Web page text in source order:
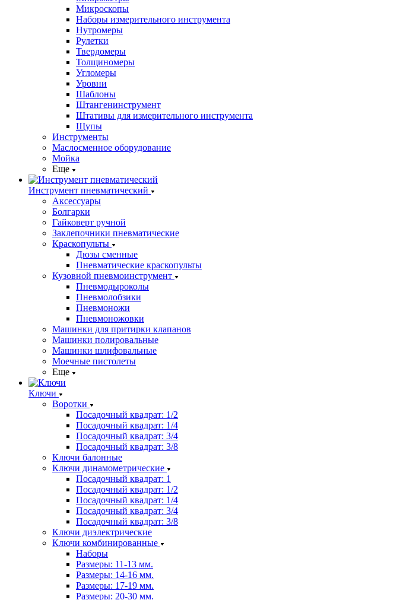
Микроскопы
Наборы измерительного инструмента
Нутромеры
Рулетки
Твердомеры
Толщиномеры
Угломеры
Уровни
Шаблоны
Штангенинструмент
Штативы для измерительного инструмента
Щупы
Инструменты
Маслосменное оборудование
Мойка
Еще
Инструмент пневматический
Аксессуары
Болгарки
Гайковерт ручной
Заклепочники пневматические
Краскопульты
Дюзы сменные
Пневматические краскопульты
Кузовной пневмоинструмент
Пневмодыроколы
Пневмолобзики
Пневмоножи
Пневмоножовки
Машинки для притирки клапанов
Машинки полировальные
Машинки шлифовальные
Моечные пистолеты
Еще
Ключи
Воротки
Посадочный квадрат: 1/2
Посадочный квадрат: 1/4
Посадочный квадрат: 3/4
Посадочный квадрат: 3/8
Ключи балонные
Ключи динамометрические
Посадочный квадрат: 1
Посадочный квадрат: 1/2
Посадочный квадрат: 1/4
Посадочный квадрат: 3/4
Посадочный квадрат: 3/8
Ключи диэлектрические
Ключи комбинированные
Наборы
Размеры: 11-13 мм.
Размеры: 14-16 мм.
Размеры: 17-19 мм.
Размеры: 20-30 мм.